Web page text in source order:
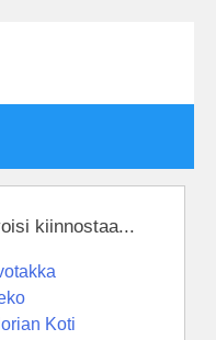
kiinnostaa...
Koti